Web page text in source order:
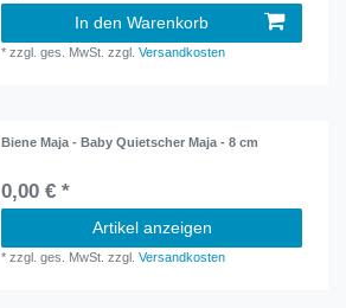
In den Warenkorb
*zzgl. ges. MwSt. zzgl.Versandkosten
Biene Maja - Baby Quietscher Maja - 8 cm
0,00 € *
Artikel anzeigen
*zzgl. ges. MwSt. zzgl.Versandkosten